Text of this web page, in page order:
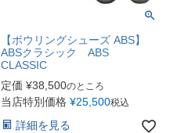
【ボウリングシューズ ABS】
ABSクラシック ABS
CLASSIC
定価 ¥38,500のところ
当店特別価格 ¥25,500税込
詳細を見る